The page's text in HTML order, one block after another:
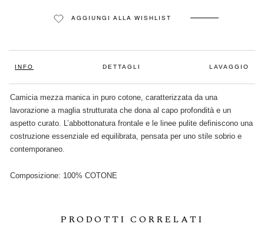
AGGIUNGI ALLA WISHLIST
INFO DETTAGLI LAVAGGIO
Camicia mezza manica in puro cotone, caratterizzata da una
lavorazione a maglia strutturata che dona al capo profondità e un
aspetto curato. L’abbottonatura frontale e le linee pulite definiscono una
costruzione essenziale ed equilibrata, pensata per uno stile sobrio e
contemporaneo.
Composizione: 100% COTONE
PRODOTTI CORRELATI